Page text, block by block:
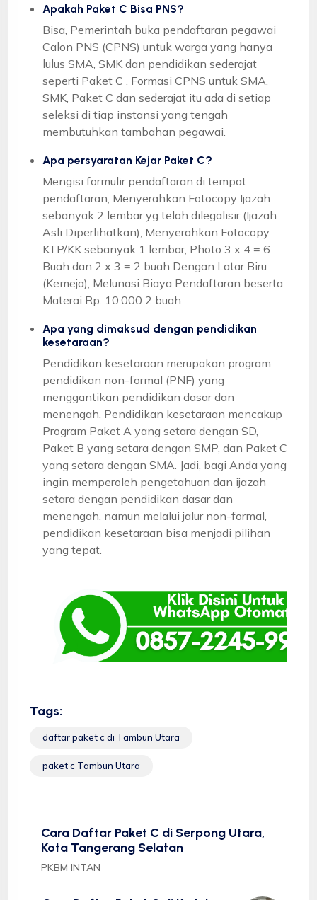
Apakah Paket C Bisa PNS?
Bisa, Pemerintah buka pendaftaran pegawai
Calon PNS (CPNS) untuk warga yang hanya
lulus SMA, SMK dan pendidikan sederajat
seperti Paket C . Formasi CPNS untuk SMA,
SMK, Paket C dan sederajat itu ada di setiap
seleksi di tiap instansi yang tengah
membutuhkan tambahan pegawai.
Apa persyaratan Kejar Paket C?
Mengisi formulir pendaftaran di tempat
pendaftaran, Menyerahkan Fotocopy Ijazah
sebanyak 2 lembar yg telah dilegalisir (Ijazah
Asli Diperlihatkan), Menyerahkan Fotocopy
KTP/KK sebanyak 1 lembar, Photo 3 x 4 = 6
Buah dan 2 x 3 = 2 buah Dengan Latar Biru
(Kemeja), Melunasi Biaya Pendaftaran beserta
Materai Rp. 10.000 2 buah
Apa yang dimaksud dengan pendidikan
kesetaraan?
Pendidikan kesetaraan merupakan program
pendidikan non-formal (PNF) yang
menggantikan pendidikan dasar dan
menengah. Pendidikan kesetaraan mencakup
Program Paket A yang setara dengan SD,
Paket B yang setara dengan SMP, dan Paket C
yang setara dengan SMA. Jadi, bagi Anda yang
ingin memperoleh pengetahuan dan ijazah
setara dengan pendidikan dasar dan
menengah, namun melalui jalur non-formal,
pendidikan kesetaraan bisa menjadi pilihan
yang tepat.
Tags:
daftar paket c di Tambun Utara
paket c Tambun Utara
Cara Daftar Paket C di Serpong Utara,
Kota Tangerang Selatan
PKBM INTAN